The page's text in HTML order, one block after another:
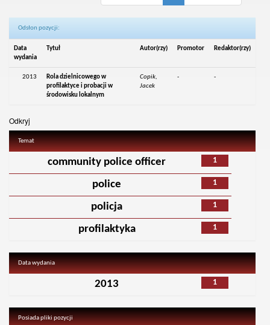
Odsłon pozycji:
Data
wydania
Tytuł Autor(rzy) Promotor Redaktor(rzy)
2013
Rola dzielnicowego w
profilaktyce i probacji w
środowisku lokalnym
Copik,
Jacek
- -
Odkryj
Temat
1
community police officer
1
police
1
policja
1
profilaktyka
Data wydania
1
2013
Posiada pliki pozycji